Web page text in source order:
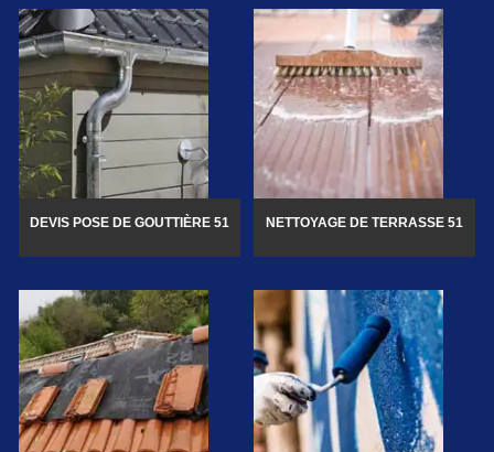
DEVIS POSE DE GOUTTIÈRE 51 NETTOYAGE DE TERRASSE 51